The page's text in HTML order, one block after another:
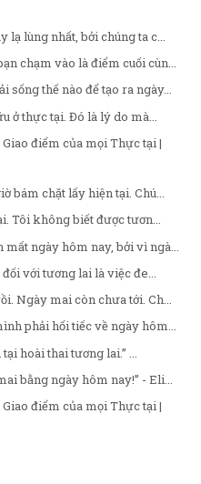
lạ lùng nhất, bởi chúng ta c...
chạm vào là điểm cuối cùn...
sống thế nào để tạo ra ngày...
ở thực tại. Đó là lý do mà...
điểm của mọi Thực tại |
bám chặt lấy hiện tại. Chú...
Tôi không biết được tươn...
mất ngày hôm nay, bởi vì ngà...
với tương lai là việc đe...
Ngày mai còn chưa tới. Ch...
phải hối tiếc về ngày hôm...
hoài thai tương lai.” ...
bằng ngày hôm nay!” - Eli...
điểm của mọi Thực tại |